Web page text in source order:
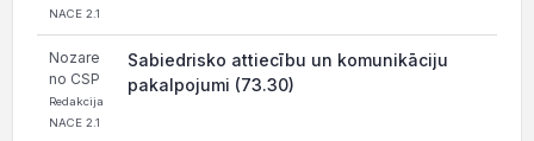
NACE 2.1
Nozare
no CSP
Redakcija
NACE 2.1
Sabiedrisko attiecību un komunikāciju
pakalpojumi (73.30)